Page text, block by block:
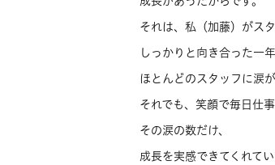
それは、私（加藤）がス
しっかりと向き合った一
ほとんどのスタッフに涙
それでも、笑顔で毎日仕
その涙の数だけ、
成長を実感できてくれて